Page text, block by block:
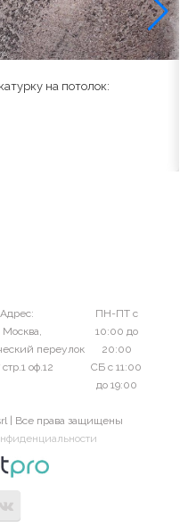
на потолок:
Адрес:
Москва,
переулок
стр.1 оф.12
ПН-ПТ с
10:00 до
20:00
СБ с 11:00
до 19:00
| Все права защищены